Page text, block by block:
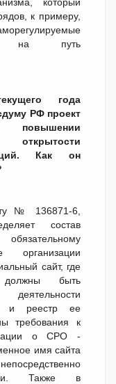
к примеру,
на путь
года
РФ проект
повышении
Как он
№ 136871-6,
состав
организации
сайт, где
быть
и реестр ее
требования к
о СРО -
имя сайта
Также в